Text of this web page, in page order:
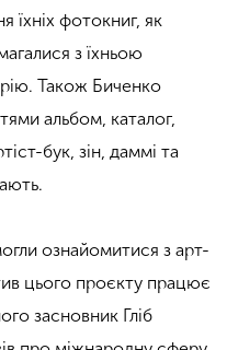
їхніх фотокниг, як
з їхньою
Також Биченко
альбом, каталог,
бук, зін, даммі та
ознайомитися з арт-
цього проєкту працює
засновник Гліб